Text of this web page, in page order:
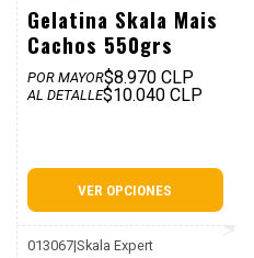
Gelatina Skala Mais
Cachos 550grs
POR MAYOR$8.970 CLP
AL DETALLE$10.040 CLP
VER OPCIONES
013067|Skala Expert